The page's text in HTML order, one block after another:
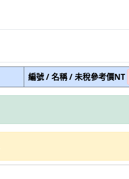
編號 / 名稱 / 未稅參考價NT